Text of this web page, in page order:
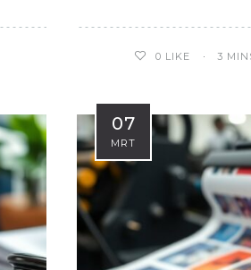
0 LIKE 3
07
MRT